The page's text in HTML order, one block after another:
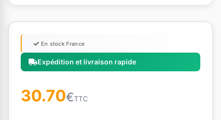
Expédition et livraison rapide
En stock France
30.70€TTC